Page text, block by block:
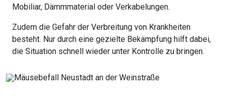
Mobiliar, Dämmmaterial oder Verkabelungen.
Zudem die Gefahr der Verbreitung von Krankheiten
besteht. Nur durch eine gezielte Bekämpfung hilft dabei,
die Situation schnell wieder unter Kontrolle zu bringen.